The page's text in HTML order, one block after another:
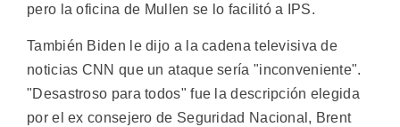
pero la oficina de Mullen se lo facilitó a IPS.
También Biden le dijo a la cadena televisiva de
noticias CNN que un ataque sería "inconveniente".
"Desastroso para todos" fue la descripción elegida
por el ex consejero de Seguridad Nacional, Brent